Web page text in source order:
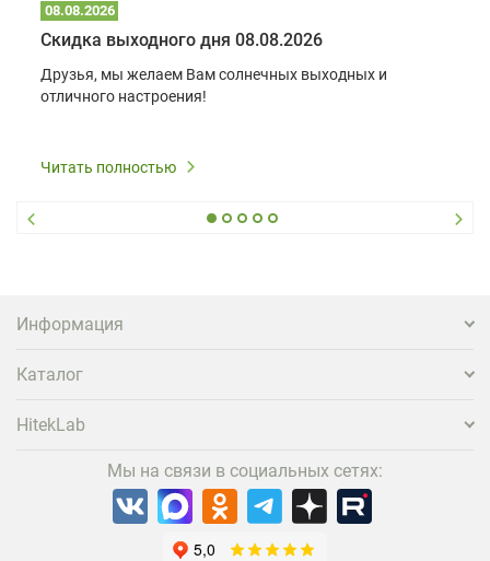
08.08.2026
Скидка выходного дня 08.08.2026
Друзья, мы желаем Вам солнечных выходных и
отличного настроения!
Читать полностью
Информация
Каталог
HitekLab
Мы на связи в социальных сетях: